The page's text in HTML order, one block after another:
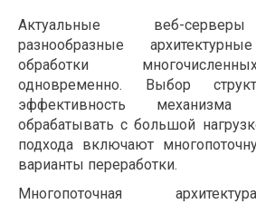
Актуальные веб-
разнообразные
обработки
одновременно. Выбор
эффективность
обрабатывать с большой
подхода включают
варианты переработки.
Многопоточная